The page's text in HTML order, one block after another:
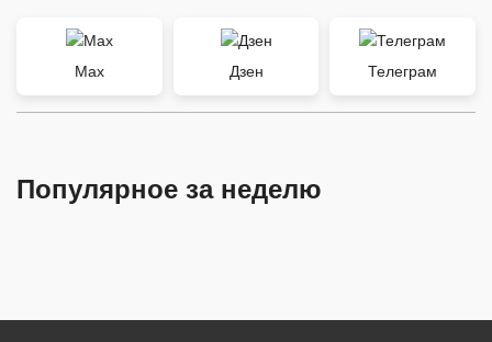
Max Дзен Телеграм
Популярное за неделю